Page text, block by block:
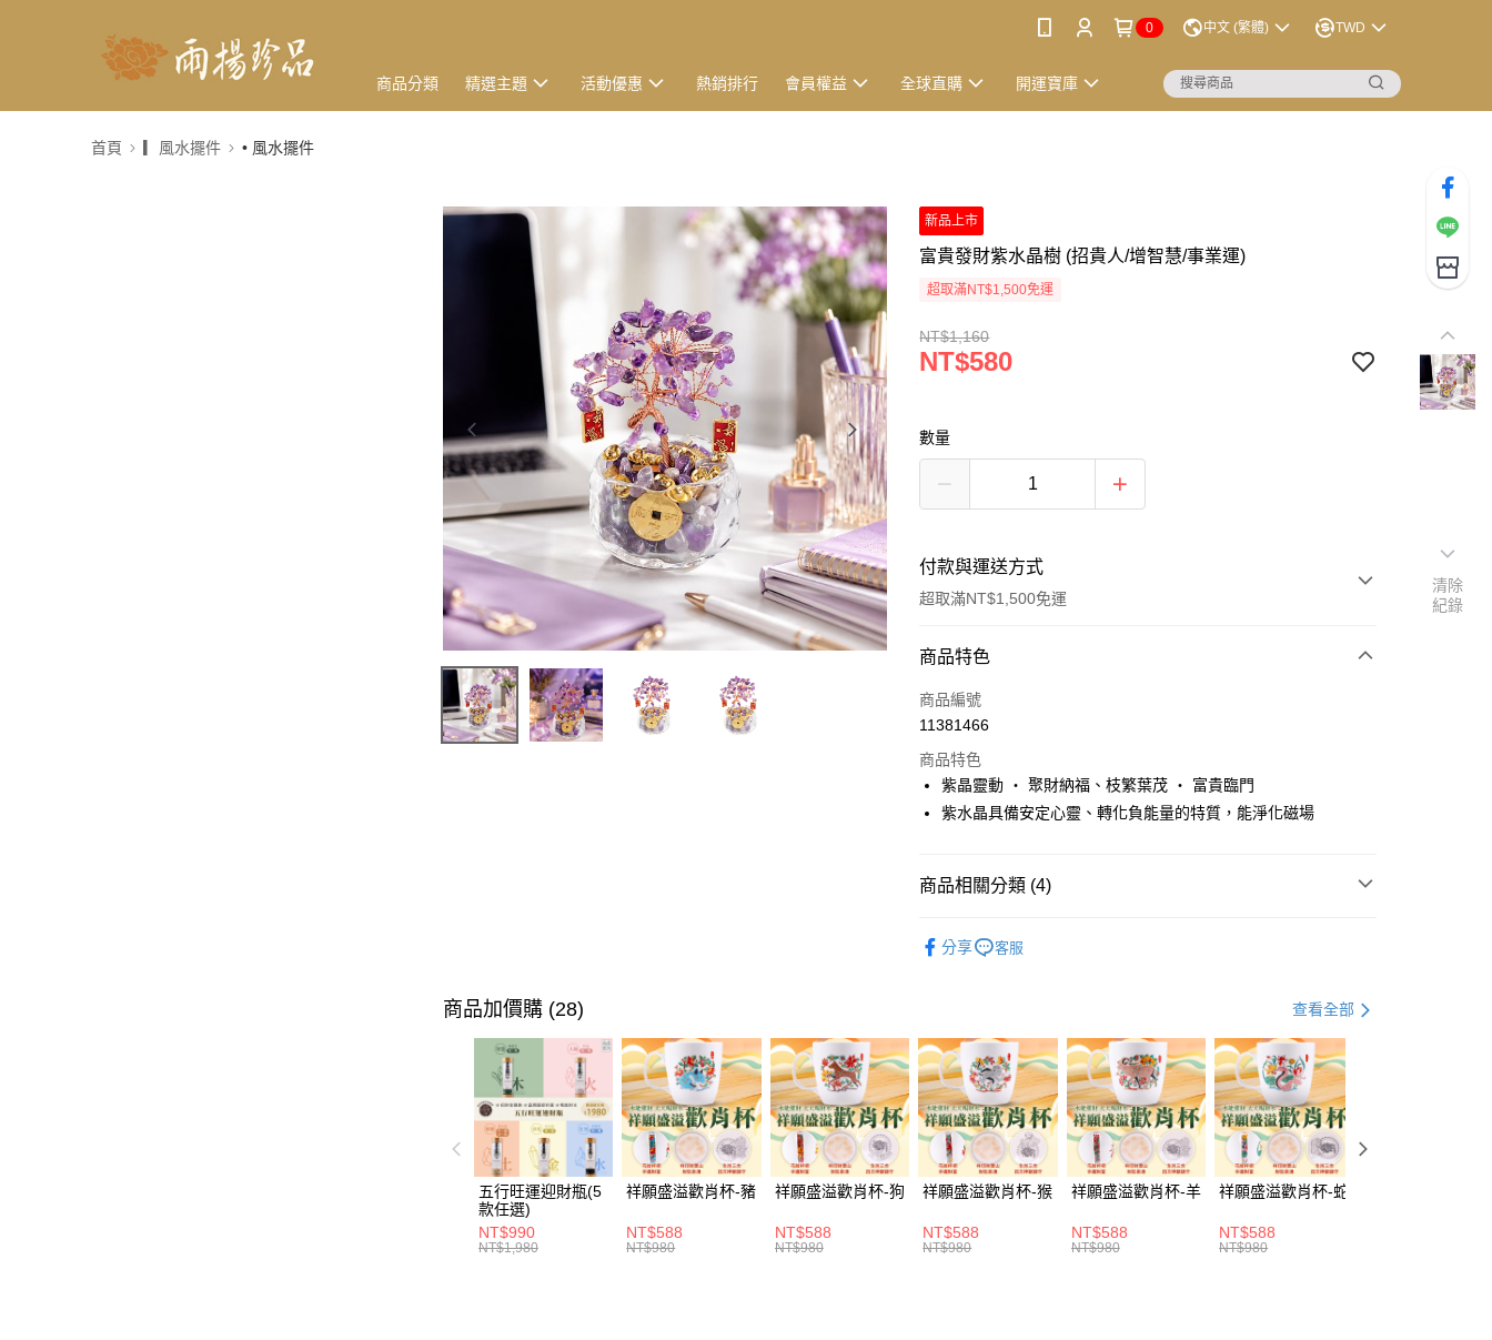
0 中文 (繁體) TWD
商品分類 精選主題 活動優惠 熱銷排行 會員權益 全球直購 開運寶庫
首頁 ▎風水擺件 • 風水擺件
新品上市
富貴發財紫水晶樹 (招貴人/增智慧/事業運)
超取滿NT$1,500免運
NT$1,160
NT$580
數量
付款與運送方式
超取滿NT$1,500免運
付款方式
信用卡一次付款
Apple Pay
街口支付
全支付
運送方式
付款後全家取貨(訂單門檻$4000以下)
每筆NT$120，滿NT$1,500(含以上)免運費
每筆NT$120，滿NT$1,500(含以上)免運費
商品特色
商品編號
11381466
商品特色
紫晶靈動 ・ 聚財納福、枝繁葉茂 ・ 富貴臨門
紫水晶具備安定心靈、轉化負能量的特質，能淨化磁場
商品相關分類 (4)
全站商品
分享 客服
商品加價購 (28) 查看全部
五行旺運迎財瓶(5
款任選)
NT$990
NT$1,980
祥願盛溢歡肖杯-豬
NT$588
NT$980
祥願盛溢歡肖杯-狗
NT$588
NT$980
祥願盛溢歡肖杯-猴
NT$588
NT$980
祥願盛溢歡肖杯-羊
NT$588
NT$980
祥願盛溢歡肖杯-蛇
NT$588
NT$980
清除
紀錄